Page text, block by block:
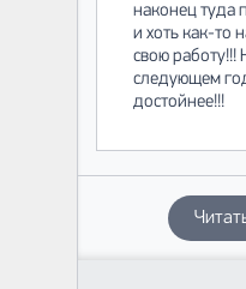
наконец туда
и хоть как-то
свою работу!!!
следующем
достойнее!!!